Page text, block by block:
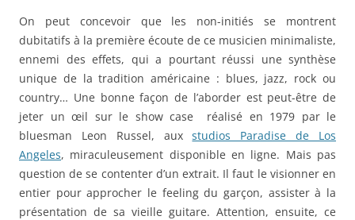
On peut concevoir que les non-initiés se montrent
dubitatifs à la première écoute de ce musicien minimaliste,
ennemi des effets, qui a pourtant réussi une synthèse
unique de la tradition américaine : blues, jazz, rock ou
country… Une bonne façon de l’aborder est peut-être de
jeter un œil sur le show case réalisé en 1979 par le
bluesman Leon Russel, auxstudios Paradise de Los
Angeles, miraculeusement disponible en ligne. Mais pas
question de se contenter d’un extrait. Il faut le visionner en
entier pour approcher le feeling du garçon, assister à la
présentation de sa vieille guitare. Attention, ensuite, ce